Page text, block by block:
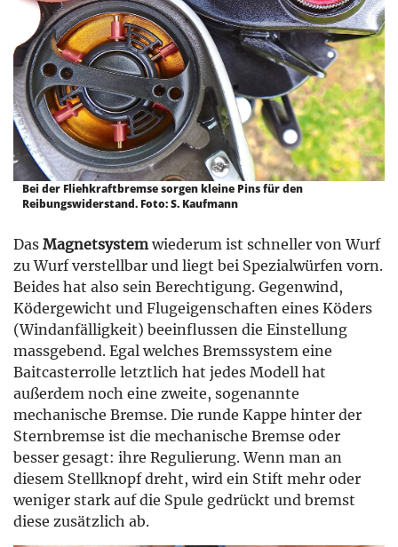
Bei der Fliehkraftbremse sorgen kleine Pins für den
Reibungswiderstand. Foto: S. Kaufmann
Das Magnetsystemwiederum ist schneller von Wurf
zu Wurf verstellbar und liegt bei Spezialwürfen vorn.
Beides hat also sein Berechtigung. Gegenwind,
Ködergewicht und Flugeigenschaften eines Köders
(Windanfälligkeit) beeinflussen die Einstellung
massgebend. Egal welches Bremssystem eine
Baitcasterrolle letztlich hat jedes Modell hat
außerdem noch eine zweite, sogenannte
mechanische Bremse. Die runde Kappe hinter der
Sternbremse ist die mechanische Bremse oder
besser gesagt: ihre Regulierung. Wenn man an
diesem Stellknopf dreht, wird ein Stift mehr oder
weniger stark auf die Spule gedrückt und bremst
diese zusätzlich ab.